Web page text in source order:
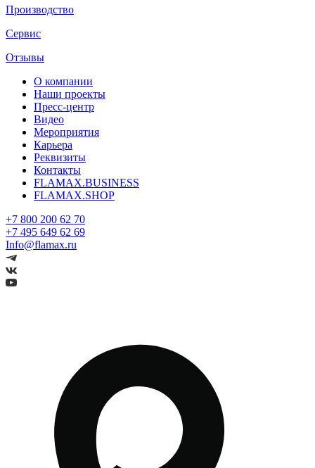
Производство
Сервис
Отзывы
О компании
Наши проекты
Пресс-центр
Видео
Мероприятия
Карьера
Реквизиты
Контакты
FLAMAX.BUSINESS
FLAMAX.SHOP
+7 800 200 62 70
+7 495 649 62 69
Info@flamax.ru